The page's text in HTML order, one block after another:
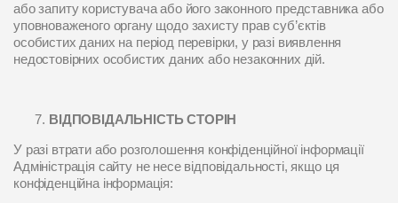
або запиту користувача або його законного представника або
уповноваженого органу щодо захисту прав суб’єктів
особистих даних на період перевірки, у разі виявлення
недостовірних особистих даних або незаконних дій.
ВІДПОВІДАЛЬНІСТЬ СТОРІН
У разі втрати або розголошення конфіденційної інформації
Адміністрація сайту не несе відповідальності, якщо ця
конфіденційна інформація: